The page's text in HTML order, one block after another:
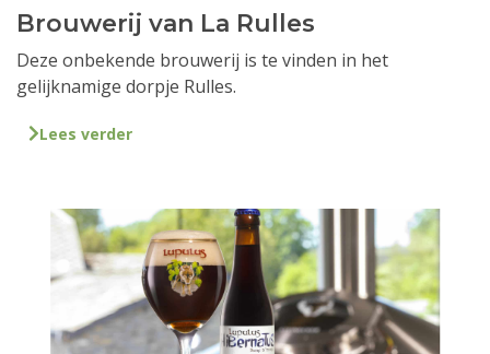
Brouwerij van La Rulles
Deze onbekende brouwerij is te vinden in het
gelijknamige dorpje Rulles.
Lees verder